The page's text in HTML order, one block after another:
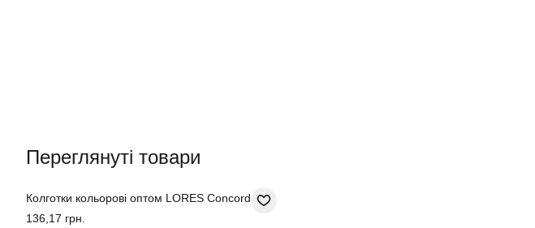
Переглянуті товари
Колготки кольорові оптом LORES Concorde 60
136,17 грн.